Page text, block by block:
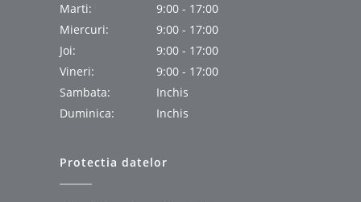
Marti:
9:00 - 17:00
Miercuri:
9:00 - 17:00
Joi:
9:00 - 17:00
Vineri:
9:00 - 17:00
Sambata:
Inchis
Duminica:
Inchis
Protectia datelor